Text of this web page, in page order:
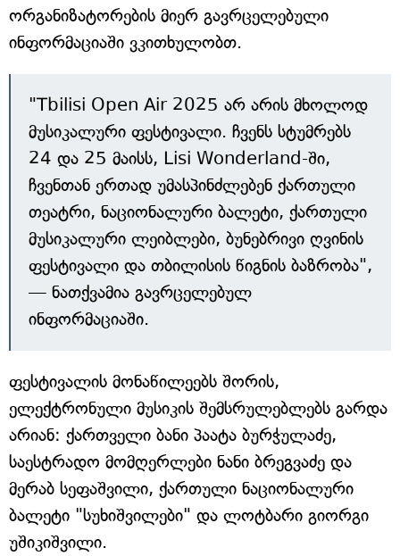
ორგანიზატორების მიერ გავრცელებული
ინფორმაციაში ვკითხულობთ.
"Tbilisi Open Air 2025 არ არის მხოლოდ
მუსიკალური ფესტივალი. ჩვენს სტუმრებს
24 და 25 მაისს, Lisi Wonderland-ში,
ჩვენთან ერთად უმასპინძლებენ ქართული
თეატრი, ნაციონალური ბალეტი, ქართული
მუსიკალური ლეიბლები, ბუნებრივი ღვინის
ფესტივალი და თბილისის წიგნის ბაზრობა",
— ნათქვამია გავრცელებულ
ინფორმაციაში.
ფესტივალის მონაწილეებს შორის,
ელექტრონული მუსიკის შემსრულებლებს გარდა
არიან: ქართველი ბანი პაატა ბურჭულაძე,
საესტრადო მომღერლები ნანი ბრეგვაძე და
მერაბ სეფაშვილი, ქართული ნაციონალური
ბალეტი "სუხიშვილები" და ლოტბარი გიორგი
უშიკიშვილი.